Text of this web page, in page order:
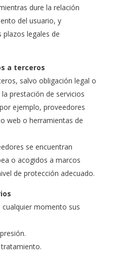
dure la relación
del usuario, y
legales de
a terceros
salvo obligación legal o
prestación de servicios
ejemplo, proveedores
web o herramientas de
se encuentran
o acogidos a marcos
de protección adecuado.
cualquier momento sus